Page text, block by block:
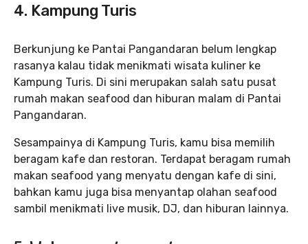
4. Kampung Turis
Berkunjung ke Pantai Pangandaran belum lengkap
rasanya kalau tidak menikmati wisata kuliner ke
Kampung Turis. Di sini merupakan salah satu pusat
rumah makan seafood dan hiburan malam di Pantai
Pangandaran.
Sesampainya di Kampung Turis, kamu bisa memilih
beragam kafe dan restoran. Terdapat beragam rumah
makan seafood yang menyatu dengan kafe di sini,
bahkan kamu juga bisa menyantap olahan seafood
sambil menikmati live musik, DJ, dan hiburan lainnya.